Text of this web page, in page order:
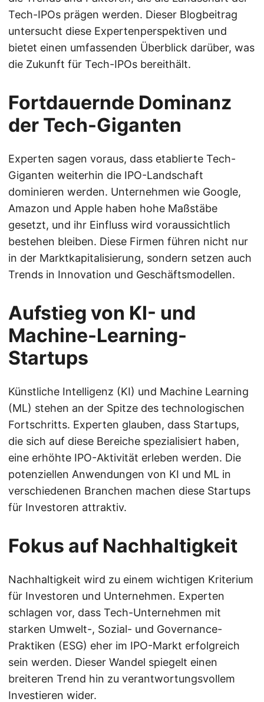
Tech-IPOs prägen werden. Dieser Blogbeitrag
untersucht diese Expertenperspektiven und
bietet einen umfassenden Überblick darüber, was
die Zukunft für Tech-IPOs bereithält.
Fortdauernde Dominanz
der Tech-Giganten
Experten sagen voraus, dass etablierte Tech-
Giganten weiterhin die IPO-Landschaft
dominieren werden. Unternehmen wie Google,
Amazon und Apple haben hohe Maßstäbe
gesetzt, und ihr Einfluss wird voraussichtlich
bestehen bleiben. Diese Firmen führen nicht nur
in der Marktkapitalisierung, sondern setzen auch
Trends in Innovation und Geschäftsmodellen.
Aufstieg von KI- und
Machine-Learning-
Startups
Künstliche Intelligenz (KI) und Machine Learning
(ML) stehen an der Spitze des technologischen
Fortschritts. Experten glauben, dass Startups,
die sich auf diese Bereiche spezialisiert haben,
eine erhöhte IPO-Aktivität erleben werden. Die
potenziellen Anwendungen von KI und ML in
verschiedenen Branchen machen diese Startups
für Investoren attraktiv.
Fokus auf Nachhaltigkeit
Nachhaltigkeit wird zu einem wichtigen Kriterium
für Investoren und Unternehmen. Experten
schlagen vor, dass Tech-Unternehmen mit
starken Umwelt-, Sozial- und Governance-
Praktiken (ESG) eher im IPO-Markt erfolgreich
sein werden. Dieser Wandel spiegelt einen
breiteren Trend hin zu verantwortungsvollem
Investieren wider.